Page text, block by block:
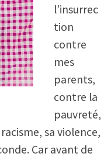
l’insurrec
tion
contre
mes
parents,
contre la
pauvreté,
sa violence,
Car avant de